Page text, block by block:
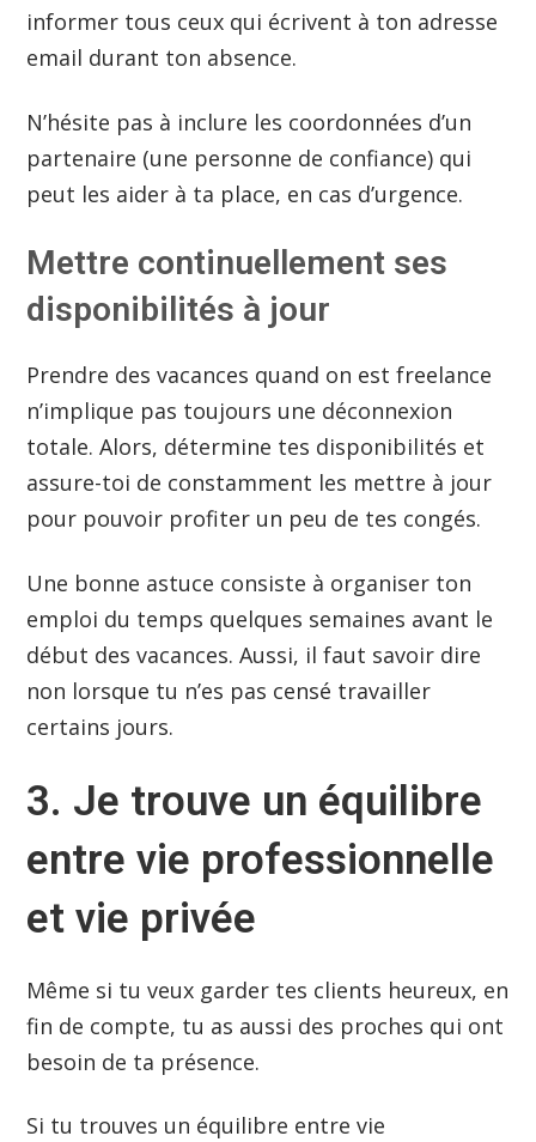
informer tous ceux qui écrivent à ton adresse
email durant ton absence.
N’hésite pas à inclure les coordonnées d’un
partenaire (une personne de confiance) qui
peut les aider à ta place, en cas d’urgence.
Mettre continuellement ses
disponibilités à jour
Prendre des vacances quand on est freelance
n’implique pas toujours une déconnexion
totale. Alors, détermine tes disponibilités et
assure-toi de constamment les mettre à jour
pour pouvoir profiter un peu de tes congés.
Une bonne astuce consiste à organiser ton
emploi du temps quelques semaines avant le
début des vacances. Aussi, il faut savoir dire
non lorsque tu n’es pas censé travailler
certains jours.
3. Je trouve un équilibre
entre vie professionnelle
et vie privée
Même si tu veux garder tes clients heureux, en
fin de compte, tu as aussi des proches qui ont
besoin de ta présence.
Si tu trouves un équilibre entre vie